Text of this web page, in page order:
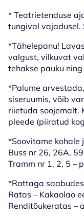
* Teatrietenduse
tungival vajadusel.
*Tähelepanu!
valgust, vilkuvat
tehakse pauku
*Palume
siseruumis, võib
riietuda soojemalt.
pleede (piiratud
*Soovitame kohale
Buss nr 26, 26A,
Tramm nr 1, 2, 5 –
*Rattaga
Ratas – Kakaolao
Renditõukeratas –